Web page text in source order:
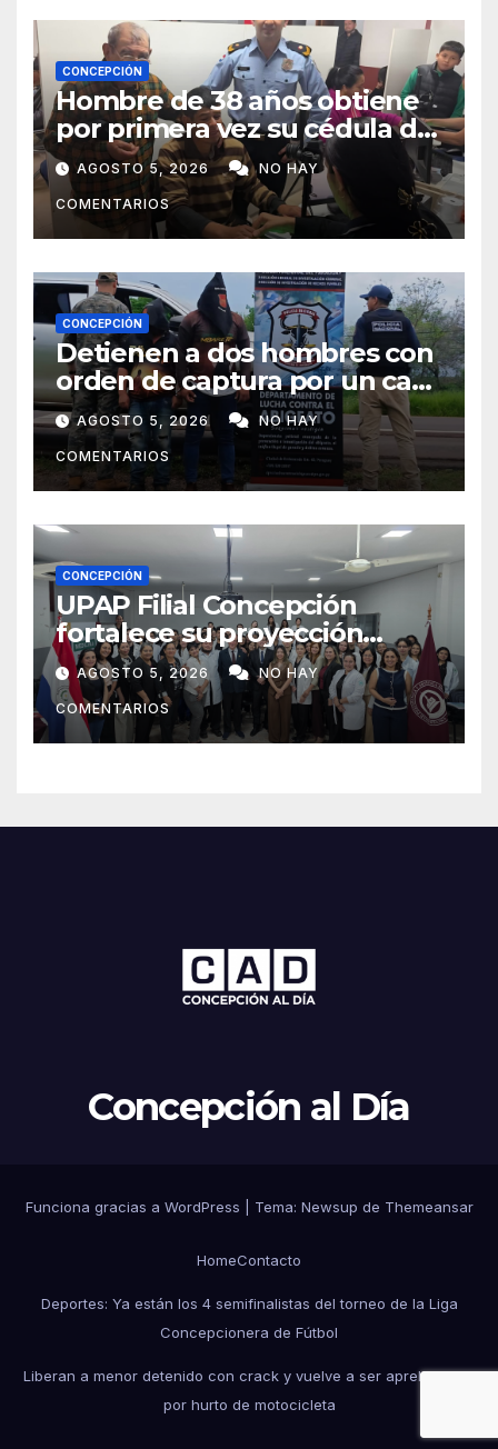
CONCEPCIÓN
Hombre de 38 años obtiene
por primera vez su cédula de
identidad en Concepción
AGOSTO 5, 2026 NO HAY
COMENTARIOS
CONCEPCIÓN
Detienen a dos hombres con
orden de captura por un caso
de abigeato
AGOSTO 5, 2026 NO HAY
COMENTARIOS
CONCEPCIÓN
UPAP Filial Concepción
fortalece su proyección
internacional con la visita del
Prof. Dr. Antonio Castaño,
referente de la Universidad
de Sevilla
AGOSTO 5, 2026 NO HAY
COMENTARIOS
Concepción al Día
Funciona gracias a WordPress Tema: Newsup de Themeansar
HomeContacto
Deportes: Ya están los 4 semifinalistas del torneo de la Liga
Concepcionera de Fútbol
Liberan a menor detenido con crack y vuelve a ser aprehendido
por hurto de motocicleta